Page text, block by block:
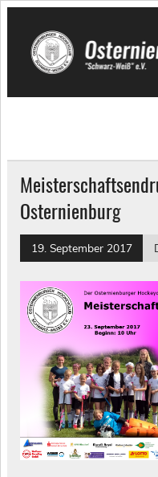
Skip
content
Osternienburg
19. September 2017